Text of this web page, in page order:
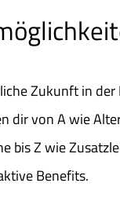
Zukunft in
dir von A wie
bis Z wie
Benefits.